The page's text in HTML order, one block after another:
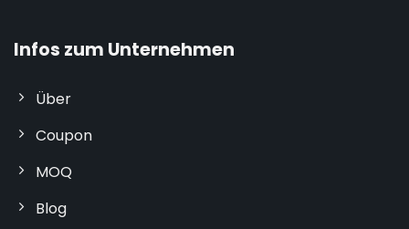
Infos zum Unternehmen
Über
Coupon
MOQ
Blog